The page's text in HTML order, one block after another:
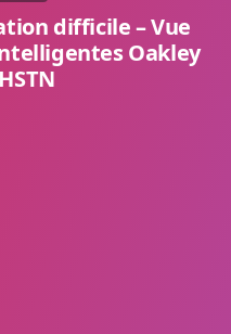
difficile – Vue
Oakley